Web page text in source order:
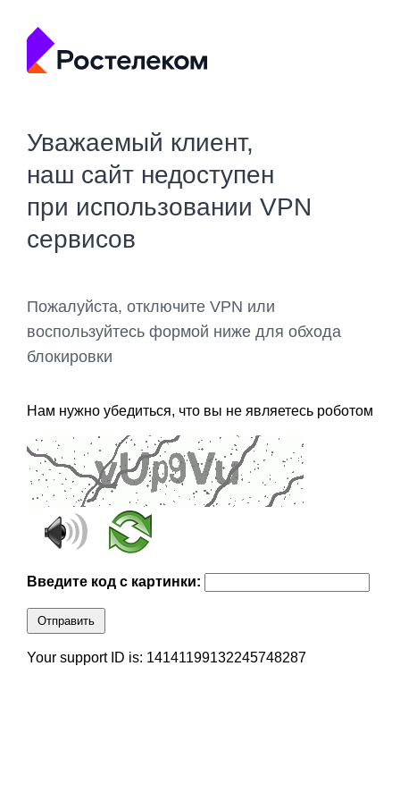
Уважаемый клиент,
наш сайт недоступен
при использовании VPN
сервисов
Пожалуйста, отключите VPN или
воспользуйтесь формой ниже для обхода
блокировки
Нам нужно убедиться, что вы не являетесь роботом
Введите код с картинки:
Отправить
Your support ID is: 14141199132245748287